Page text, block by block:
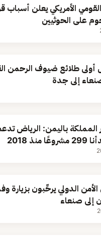
الأمريكي يعلن أسباب
على الحوثيين
طلائع ضيوف الرحمن
إلى جدة
المملكة باليمن: الرياض
2018
الدولي يرحِّبون بزيارة
إلى صنعاء